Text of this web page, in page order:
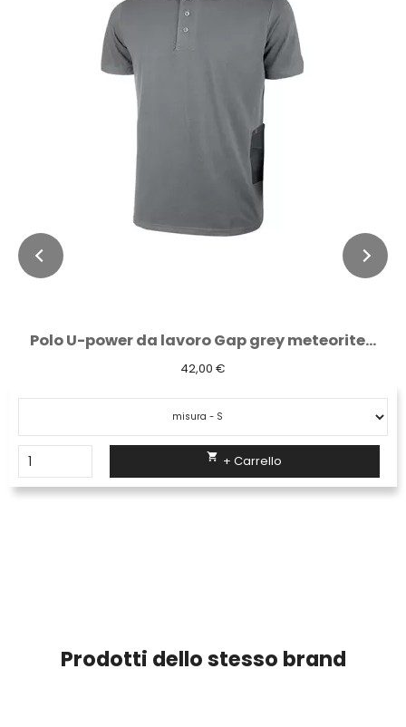
Polo U-power da lavoro Gap grey meteorite...
42,00 €
 + Carrello
Prodotti dello stesso brand